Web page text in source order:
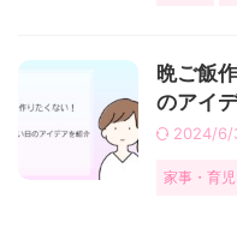
晩ご飯
のアイ
2024/6/
家事・育児